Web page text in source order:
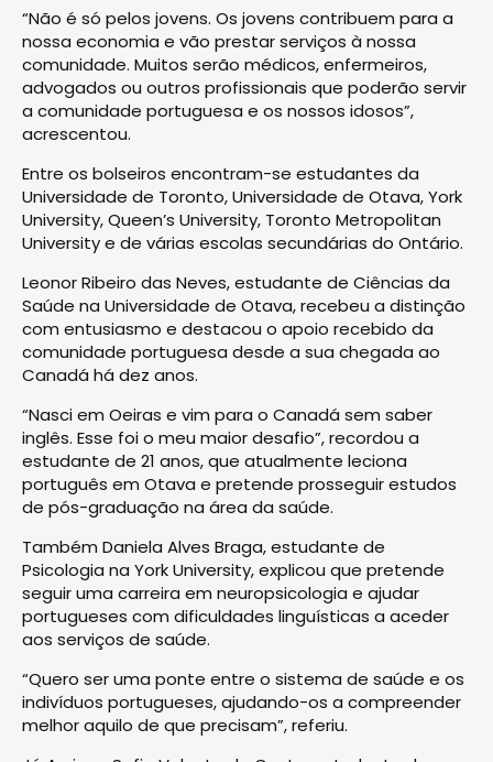
“Não é só pelos jovens. Os jovens contribuem para a
nossa economia e vão prestar serviços à nossa
comunidade. Muitos serão médicos, enfermeiros,
advogados ou outros profissionais que poderão servir
a comunidade portuguesa e os nossos idosos”,
acrescentou.
Entre os bolseiros encontram-se estudantes da
Universidade de Toronto, Universidade de Otava, York
University, Queen’s University, Toronto Metropolitan
University e de várias escolas secundárias do Ontário.
Leonor Ribeiro das Neves, estudante de Ciências da
Saúde na Universidade de Otava, recebeu a distinção
com entusiasmo e destacou o apoio recebido da
comunidade portuguesa desde a sua chegada ao
Canadá há dez anos.
“Nasci em Oeiras e vim para o Canadá sem saber
inglês. Esse foi o meu maior desafio”, recordou a
estudante de 21 anos, que atualmente leciona
português em Otava e pretende prosseguir estudos
de pós-graduação na área da saúde.
Também Daniela Alves Braga, estudante de
Psicologia na York University, explicou que pretende
seguir uma carreira em neuropsicologia e ajudar
portugueses com dificuldades linguísticas a aceder
aos serviços de saúde.
“Quero ser uma ponte entre o sistema de saúde e os
indivíduos portugueses, ajudando-os a compreender
melhor aquilo de que precisam”, referiu.